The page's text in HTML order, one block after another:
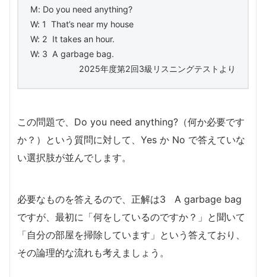
M: Do you need anything?
W: 1 That’s near my house
W: 2 It takes an hour.
W: 3 A garbage bag.
2025年度第2回3級リスニングテストより
この問題で、Do you need anything?（何か必要です
か？）という質問に対して、Yes か No で答えていな
い選択肢が並んでします。
必要なものを答えるので、正解は3 A garbage bag
ですが、最初に「何をしているのですか？」と聞いて
「自分の部屋を掃除しています」という答えており、
その論理的な流れも考えましょう。